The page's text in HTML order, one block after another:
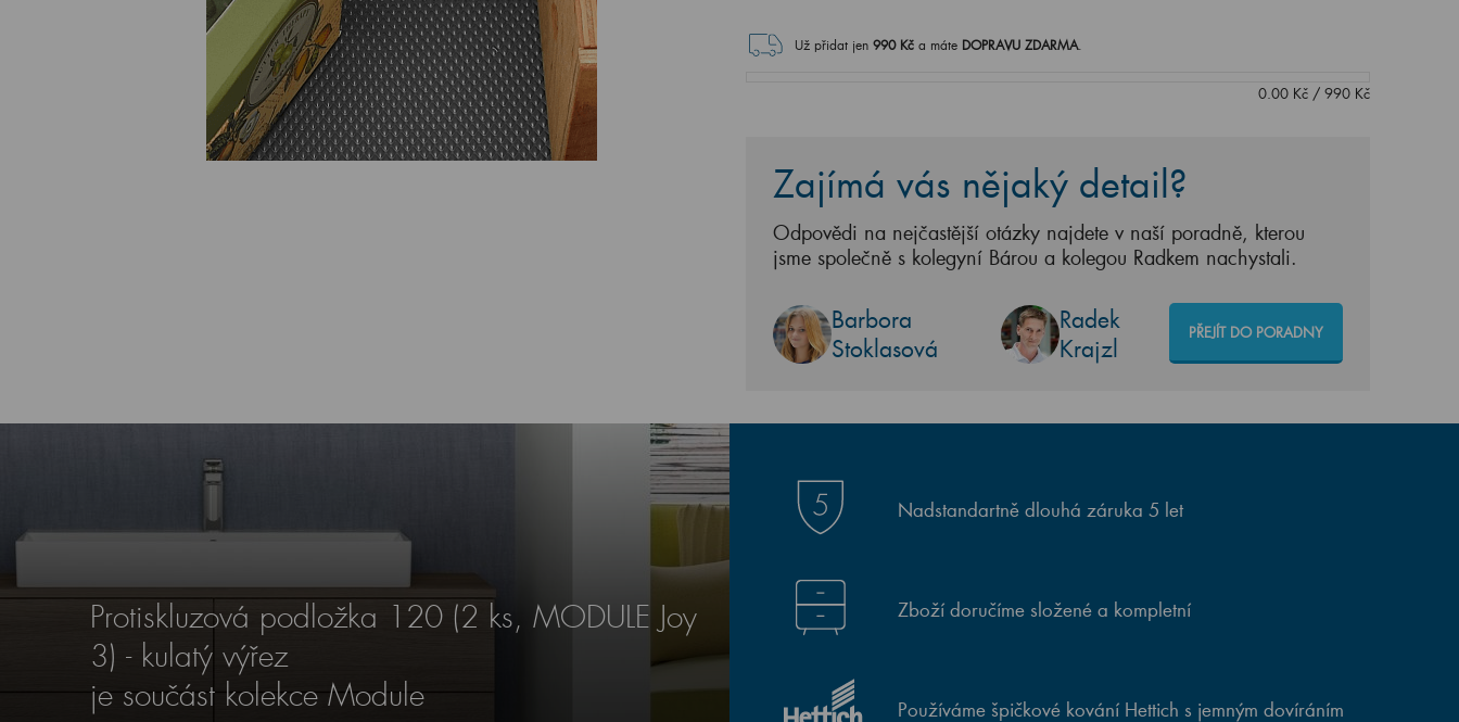
Už přidat jen 990Kč a máte DOPRAVU ZDARMA.
0.00Kč/ 990Kč
Zajímá vás nějaký detail?
Odpovědi na nejčastější otázky najdete v naší poradně, kterou
jsme společně s kolegyní Bárou a kolegou Radkem nachystali.
Barbora
Stoklasová
Radek
Krajzl
PŘEJÍT DO PORADNY
Protiskluzová podložka 120 (2 ks, MODULE Joy
3) - kulatý výřez
je součást kolekce Module
Nadstandartně dlouhá záruka 5 let
Zboží doručíme složené a kompletní
Používáme špičkové kování Hettich s jemným dovíráním